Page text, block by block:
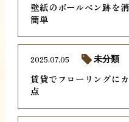
壁紙のボールペン跡を
簡単
賃貸でフローリングに
点
2025.07.05 未分類